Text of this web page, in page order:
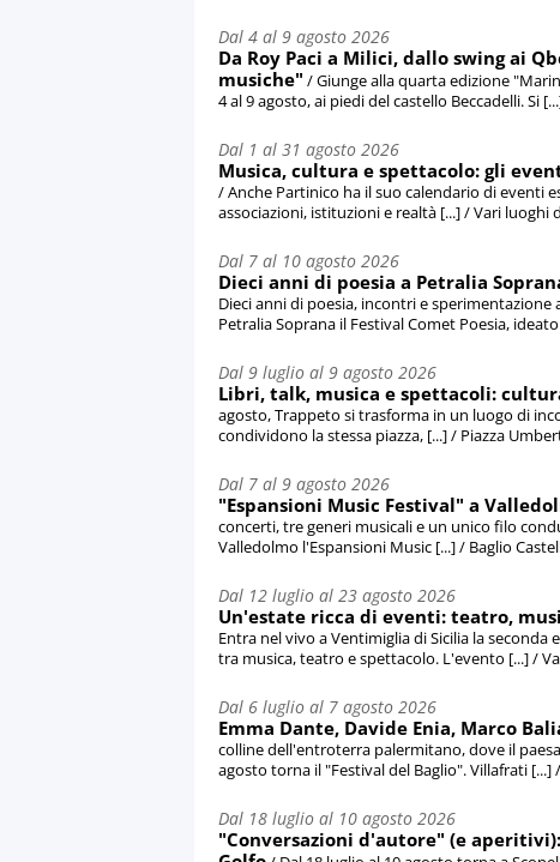
Dal 4 al 9 agosto 2026
Da Roy Paci a Milici, dallo swing ai
musiche" / Giunge alla quarta edizione
4 al 9 agosto, ai piedi del castello Beccadelli. Si
Dal 1 al 31 agosto 2026
Musica, cultura e spettacolo: gli
/ Anche Partinico ha il suo calendario di eventi
associazioni, istituzioni e realtà [...] / Vari luoghi
Dal 7 al 10 agosto 2026
Dieci anni di poesia a Petralia
Dieci anni di poesia, incontri e
Petralia Soprana il Festival Comet Poesia,
Dal 9 luglio al 9 agosto 2026
Libri, talk, musica e spettacoli:
agosto, Trappeto si trasforma in un luogo di
condividono la stessa piazza, [...] / Piazza
Dal 7 al 9 agosto 2026
"Espansioni Music Festival" a
concerti, tre generi musicali e un unico filo
Valledolmo l'Espansioni Music [...] / Baglio
Dal 12 luglio al 23 agosto 2026
Un'estate ricca di eventi: teatro,
Entra nel vivo a Ventimiglia di Sicilia la
tra musica, teatro e spettacolo. L'evento [...] /
Dal 6 luglio al 7 agosto 2026
Emma Dante, Davide Enia, Marco
colline dell'entroterra palermitano, dove il
agosto torna il "Festival del Baglio". Villafrati [...] /
Dal 18 luglio al 10 agosto 2026
"Conversazioni d'autore" (e